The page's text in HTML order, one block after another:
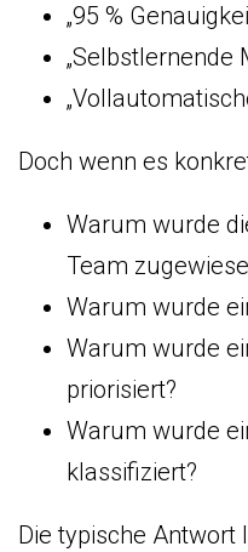
„95 %
„Selbstlernende
Doch wenn es
Warum wurde
Team
Warum wurde
Warum wurde
priorisiert?
Warum wurde
klassifiziert?
Die typische Antwort